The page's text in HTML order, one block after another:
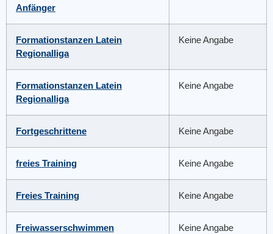
Anfänger
Formationstanzen Latein
Regionalliga
Keine Angabe
Formationstanzen Latein
Regionalliga
Keine Angabe
Fortgeschrittene Keine Angabe
freies Training Keine Angabe
Freies Training Keine Angabe
Freiwasserschwimmen Keine Angabe